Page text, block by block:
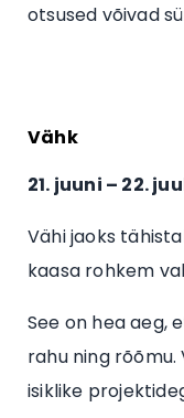
otsused võivad
Vähk
21. juuni – 22.
Vähi jaoks
kaasa rohkem
See on hea aeg,
rahu ning
isiklike